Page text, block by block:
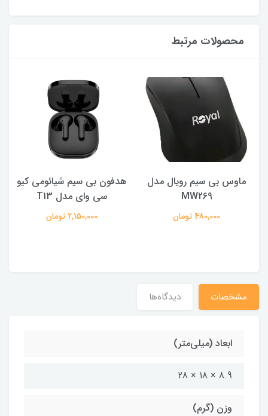
محصولات مرتبط
ماوس بی سیم رویال مدل
MW269
480,000 تومان
هدفون بی سیم شیائومی کیو
سی وای مدل T13
2,150,000 تومان
مشخصات دیدگاه‌ها
ابعاد (میلی‌متر)
8.9 × 18 × 28
وزن (گرم)